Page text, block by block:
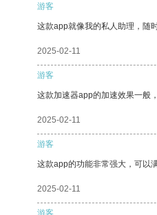
游客
这款app就像我的私人助理，随
2025-02-11
游客
这款加速器app的加速效果一般
2025-02-11
游客
这款app的功能非常强大，可以
2025-02-11
游客